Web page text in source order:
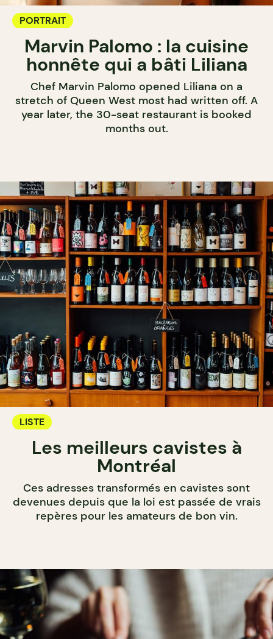
PORTRAIT
Marvin Palomo : la cuisine
honnête qui a bâti Liliana
Chef Marvin Palomo opened Liliana on a
stretch of Queen West most had written off. A
year later, the 30-seat restaurant is booked
months out.
LISTE
Les meilleurs cavistes à
Montréal
Ces adresses transformés en cavistes sont
devenues depuis que la loi est passée de vrais
repères pour les amateurs de bon vin.